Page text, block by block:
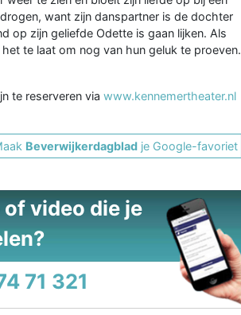
want zijn danspartner is de dochter
op zijn geliefde Odette is gaan lijken. Als
te laat om nog van hun geluk te proeven.
te reserveren via www.kennemertheater.nl
Beverwijkerdagblad je Google-favoriet
video die je
71 321